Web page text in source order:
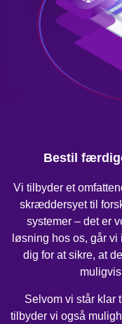
Bestil
Vi tilbyder et
skræddersyet til
systemer – det er
løsning hos os, går
dig for at sikre, at
Selvom vi står
tilbyder vi også